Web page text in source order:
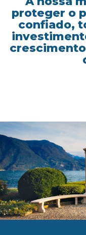
proteger o
confiado,